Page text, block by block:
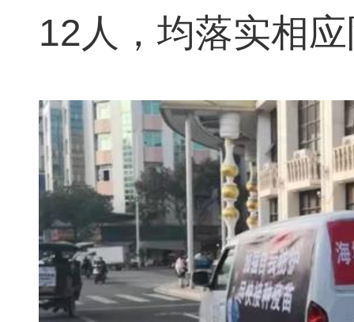
12人，均落实相